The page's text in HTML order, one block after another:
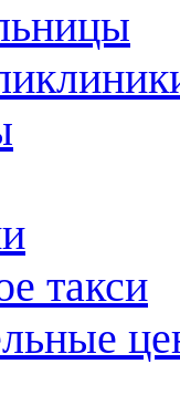
такси